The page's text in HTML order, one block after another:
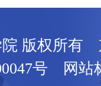
院 版权所有
号 网站